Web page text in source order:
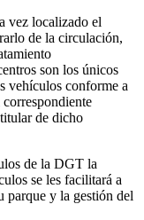
vez localizado el
de la circulación,
son los únicos
vehículos conforme a
de dicho
de la DGT la
se les facilitará a
parque y la gestión del